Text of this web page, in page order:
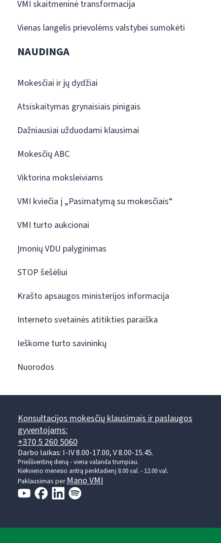
VMI skaitmeninė transformacija
Vienas langelis prievolėms valstybei sumokėti
NAUDINGA
Mokesčiai ir jų dydžiai
Atsiskaitymas grynaisiais pinigais
Dažniausiai užduodami klausimai
Mokesčių ABC
Viktorina moksleiviams
VMI kviečia į „Pasimatymą su mokesčiais“
VMI turto aukcionai
Įmonių VDU palyginimas
STOP šešėliui
Krašto apsaugos ministerijos informacija
Interneto svetainės atitikties paraiška
Ieškome turto savininkų
Nuorodos
Konsultacijos mokesčių klausimais ir paslaugos
gyventojams:
+370 5 260 5060
Darbo laikas: I-IV 8.00-17.00, V 8.00-15.45.
Prieššventinę dieną - viena valanda trumpiau.
Kiekvieno mėnesio antrą penktadienį 8.00 val. - 12.00 val.
Paklausimas per Mano VMI